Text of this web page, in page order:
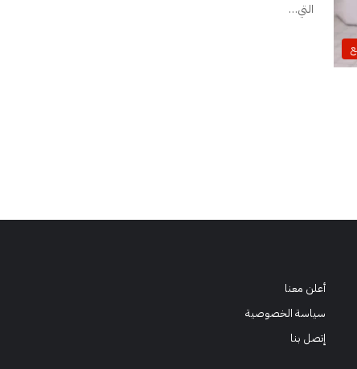
التي…
أعلن معنا
سياسة الخصوصية
إتصل بنا